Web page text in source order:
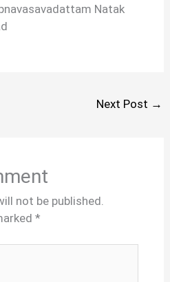
Natak
Next Post →
not be published.
*